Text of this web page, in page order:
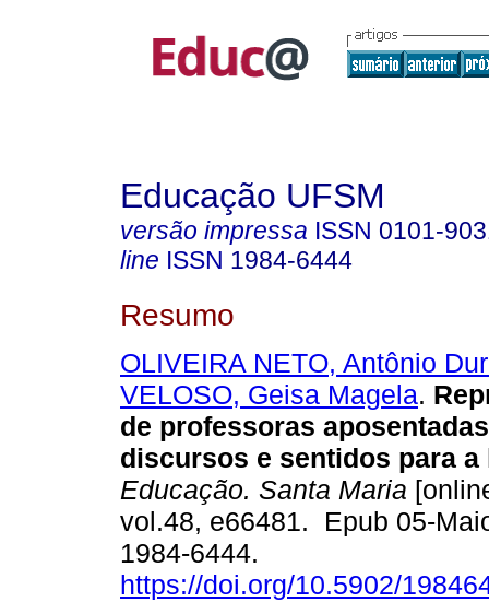
Educação UFSM
versão impressa ISSN 0101-
line ISSN 1984-6444
Resumo
OLIVEIRA NETO, Antônio
VELOSO, Geisa Magela.
de professoras
discursos e sentidos para a
Educação. Santa Maria
vol.48, e66481. Epub 05-
1984-6444.
https://doi.org/10.5902/